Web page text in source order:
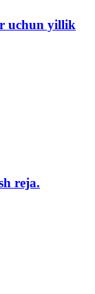
uchun yillik
reja.